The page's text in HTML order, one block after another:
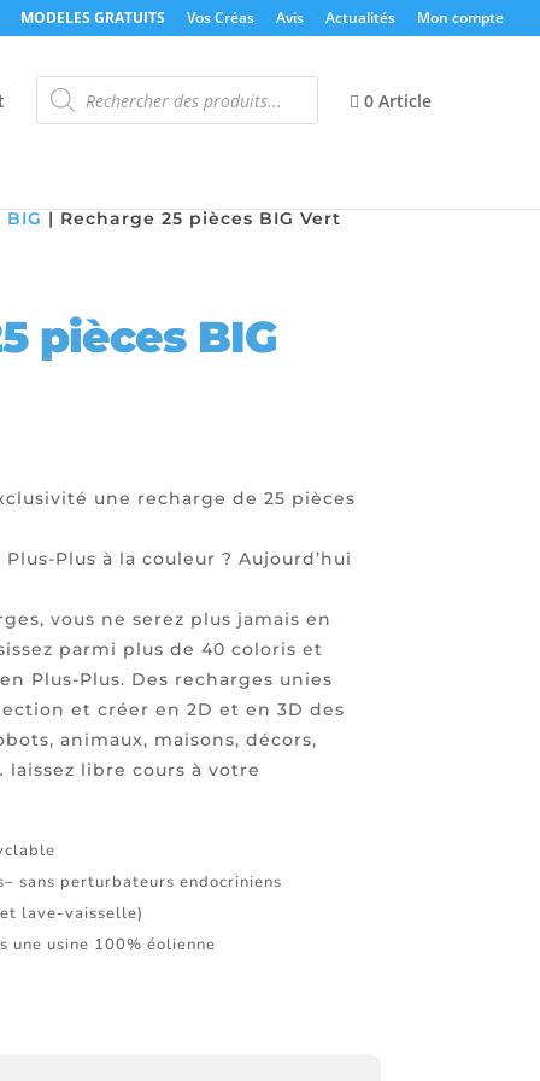
MODELES GRATUITS Vos Créas Avis Actualités Mon compte
Recherche
de
produits
0 Article
| Recharge 25 pièces BIG Vert
pièces BIG
une recharge de 25 pièces
Plus à la couleur ? Aujourd’hui
vous ne serez plus jamais en
parmi plus de 40 coloris et
Plus-Plus. Des recharges unies
et créer en 2D et en 3D des
animaux, maisons, décors,
libre cours à votre
sans perturbateurs endocriniens
lave-vaisselle)
une usine 100% éolienne